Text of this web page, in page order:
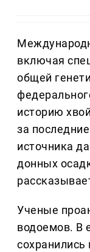
включая
общей
историю
за
источника
донных
Ученые
водоемов. В